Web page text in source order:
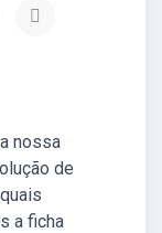
nossa
de
a ficha